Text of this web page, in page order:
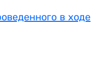
в ходе